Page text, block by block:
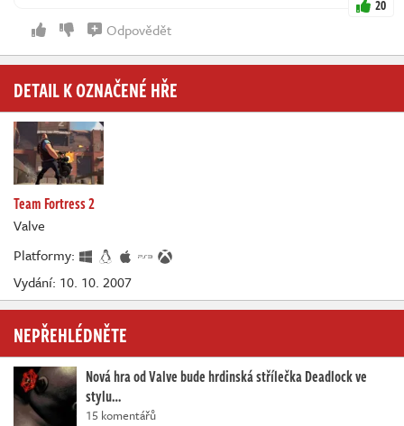
20
Odpovědět
DETAIL K OZNAČENÉ HŘE
Team Fortress 2
Valve
Platformy:
Vydání: 10. 10. 2007
NEPŘEHLÉDNĚTE
Nová hra od Valve bude hrdinská střílečka Deadlock ve
stylu…
15 komentářů